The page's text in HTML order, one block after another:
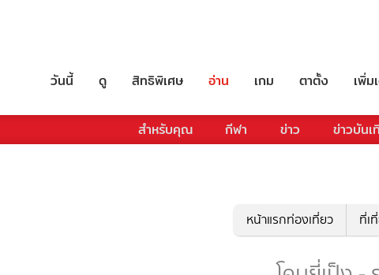
วันนี้ ดู สิทธิพิเศษ อ่าน เกม ตาตั้ง เพิ่ม
สำหรับคุณ กีฬา ข่าว ข่าวบันเ
หน้าแรกท่องเที่ยว ที่เ